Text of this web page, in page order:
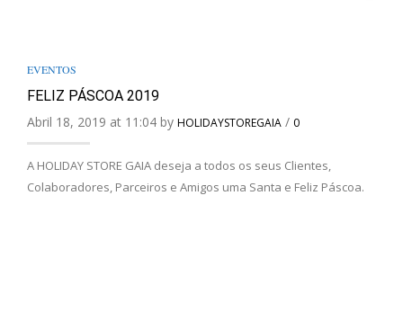
EVENTOS
FELIZ PÁSCOA 2019
Abril 18, 2019 at 11:04 by HOLIDAYSTOREGAIA / 0
A HOLIDAY STORE GAIA deseja a todos os seus Clientes,
Colaboradores, Parceiros e Amigos uma Santa e Feliz Páscoa.